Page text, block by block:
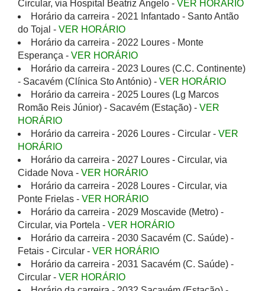
Circular, via Hospital Beatriz Ângelo - VER HORÁRIO
Horário da carreira - 2021 Infantado - Santo Antão
do Tojal - VER HORÁRIO
Horário da carreira - 2022 Loures - Monte
Esperança - VER HORÁRIO
Horário da carreira - 2023 Loures (C.C. Continente)
- Sacavém (Clínica Sto António) - VER HORÁRIO
Horário da carreira - 2025 Loures (Lg Marcos
Romão Reis Júnior) - Sacavém (Estação) - VER
HORÁRIO
Horário da carreira - 2026 Loures - Circular - VER
HORÁRIO
Horário da carreira - 2027 Loures - Circular, via
Cidade Nova - VER HORÁRIO
Horário da carreira - 2028 Loures - Circular, via
Ponte Frielas - VER HORÁRIO
Horário da carreira - 2029 Moscavide (Metro) -
Circular, via Portela - VER HORÁRIO
Horário da carreira - 2030 Sacavém (C. Saúde) -
Fetais - Circular - VER HORÁRIO
Horário da carreira - 2031 Sacavém (C. Saúde) -
Circular - VER HORÁRIO